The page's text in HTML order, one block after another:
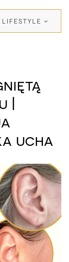
LIFESTYLE
|
ucha